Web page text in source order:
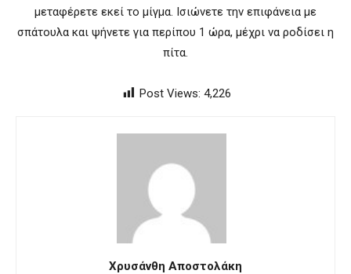
μεταφέρετε εκεί το μίγμα. Ισιώνετε την επιφάνεια με
σπάτουλα και ψήνετε για περίπου 1 ώρα, μέχρι να ροδίσει η
πίτα.
Post Views: 4,226
Χρυσάνθη Αποστολάκη